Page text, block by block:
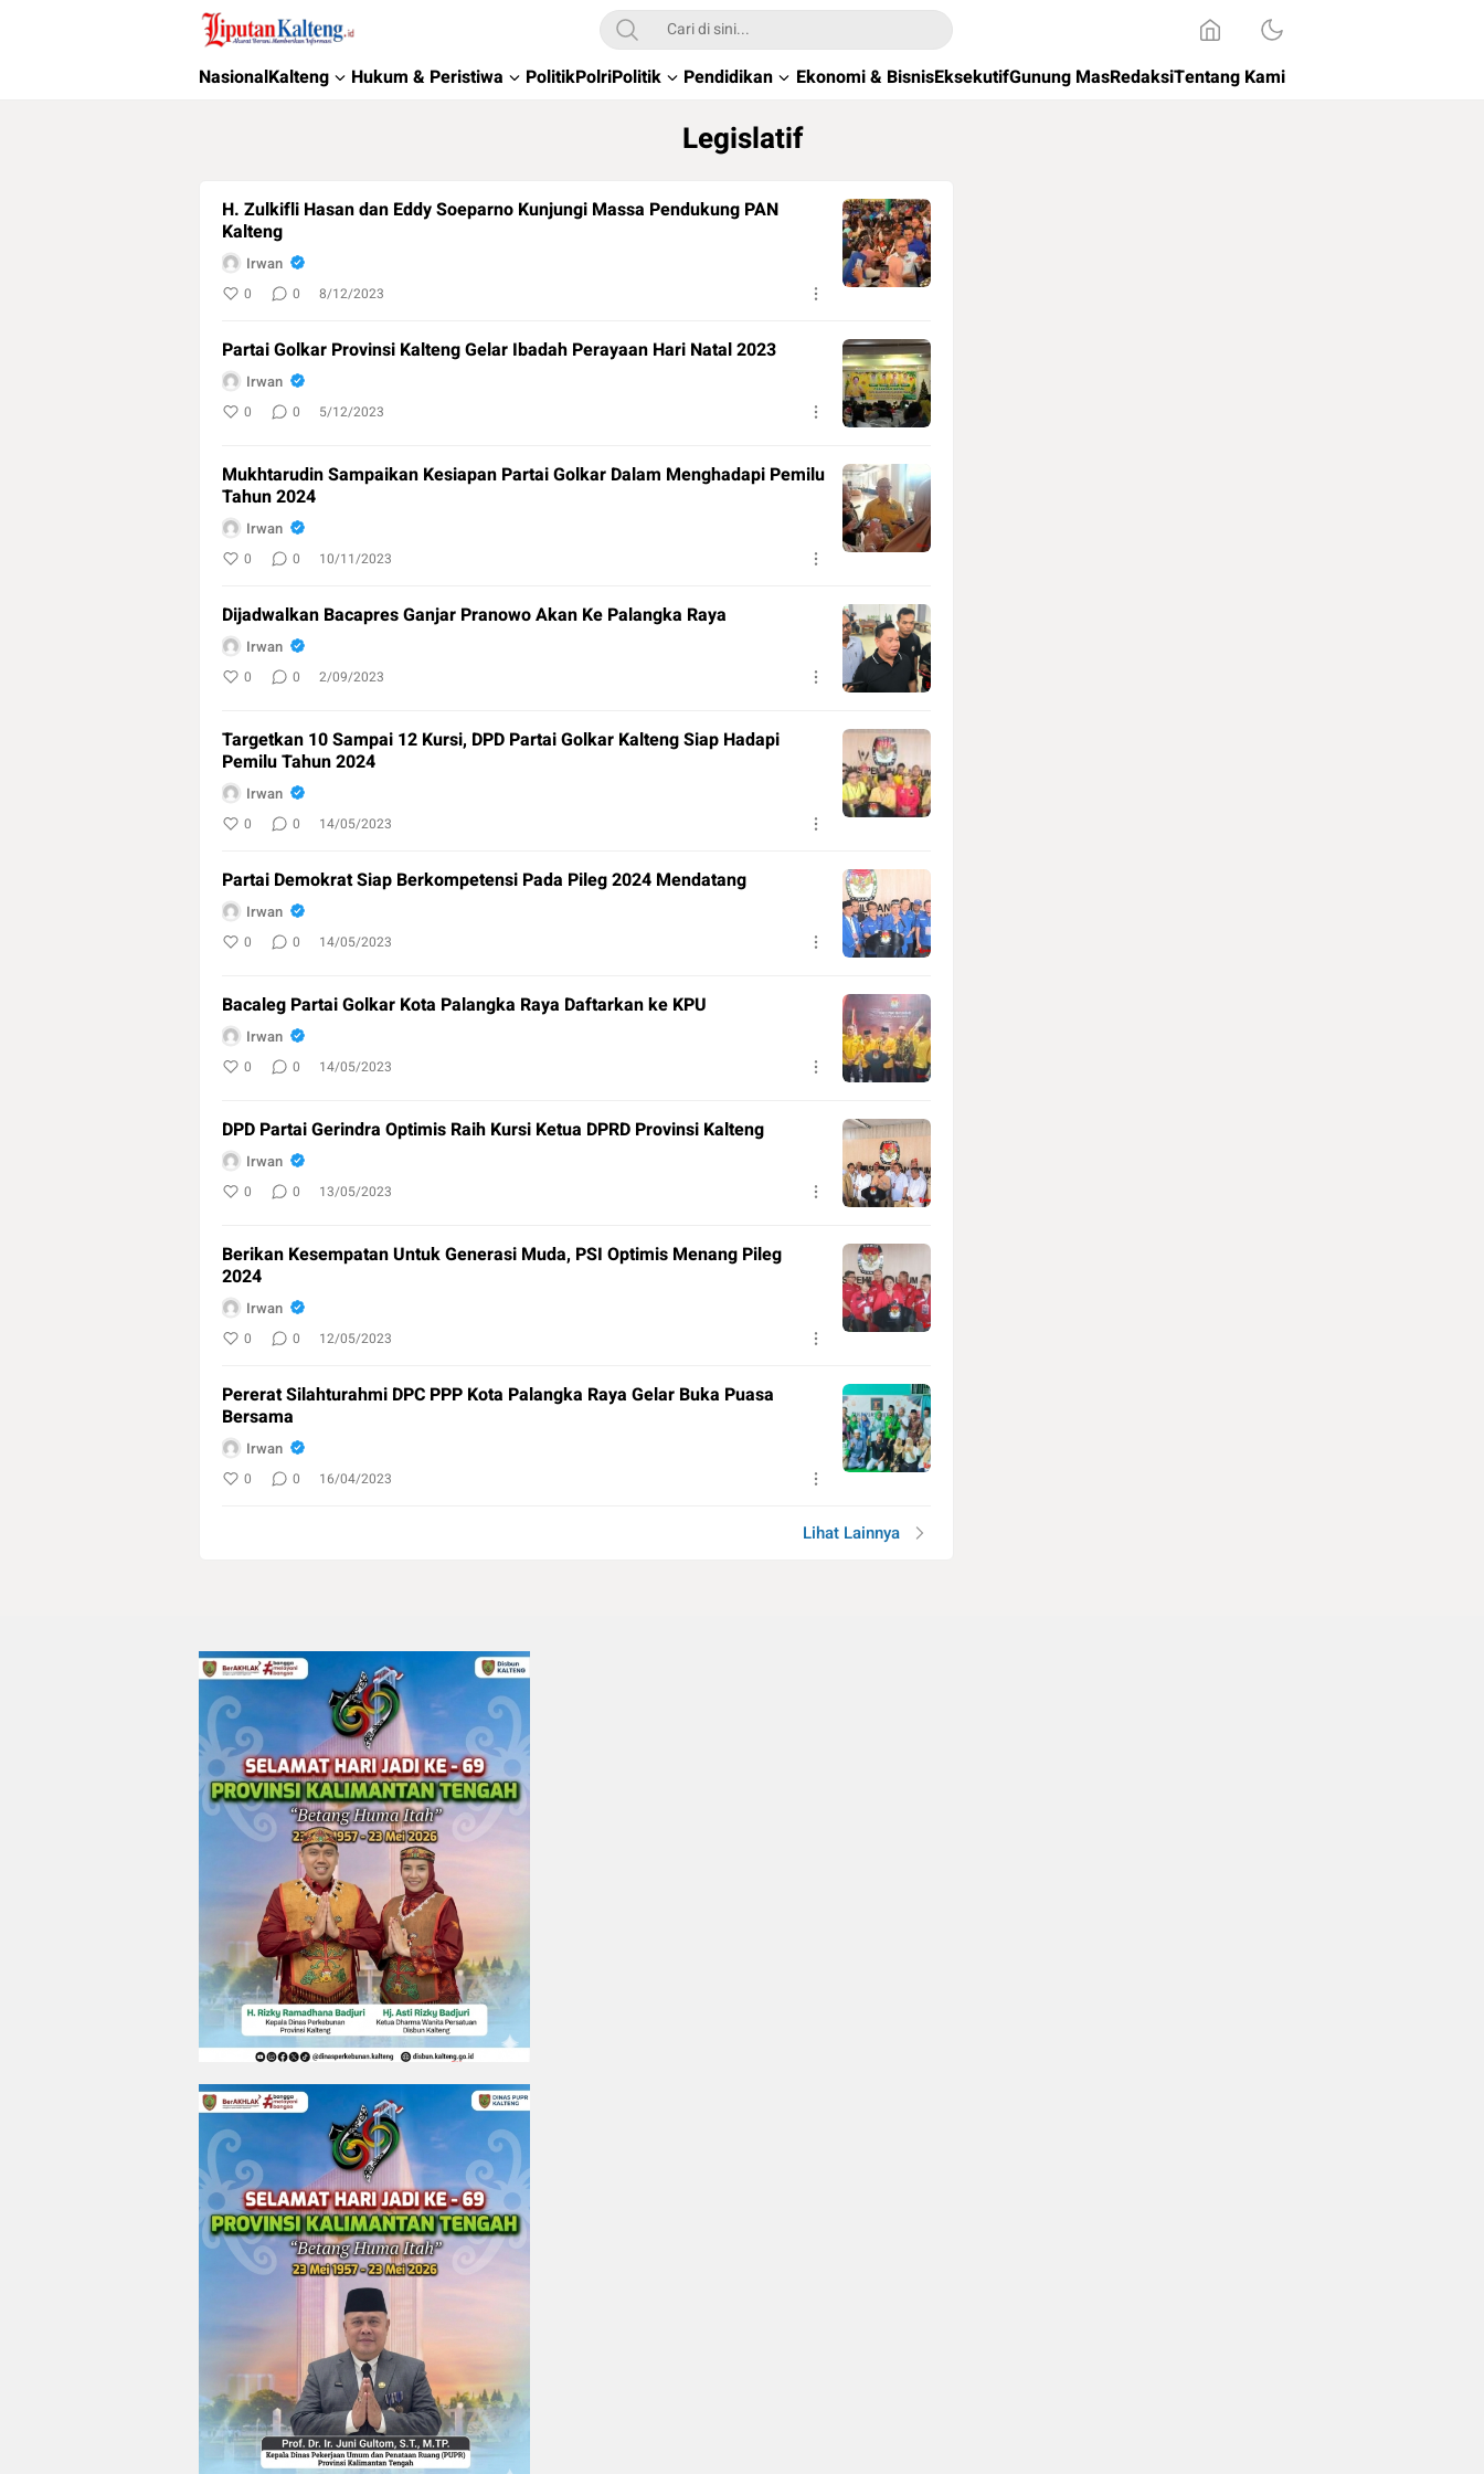
Liputan Kalteng
Akurat, Terpercaya & Independent
NasionalKalteng Hukum & Peristiwa PolitikPolriPolitik Pendidikan Ekonomi & BisnisEksekutifGunung MasRedaksiTentang Kami
Legislatif
H. Zulkifli Hasan dan Eddy Soeparno Kunjungi Massa Pendukung PAN
Kalteng
Irwan
0 0 8/12/2023
Partai Golkar Provinsi Kalteng Gelar Ibadah Perayaan Hari Natal 2023
Irwan
0 0 5/12/2023
Mukhtarudin Sampaikan Kesiapan Partai Golkar Dalam Menghadapi Pemilu
Tahun 2024
Irwan
0 0 10/11/2023
Dijadwalkan Bacapres Ganjar Pranowo Akan Ke Palangka Raya
Irwan
0 0 2/09/2023
Targetkan 10 Sampai 12 Kursi, DPD Partai Golkar Kalteng Siap Hadapi
Pemilu Tahun 2024
Irwan
0 0 14/05/2023
Partai Demokrat Siap Berkompetensi Pada Pileg 2024 Mendatang
Irwan
0 0 14/05/2023
Bacaleg Partai Golkar Kota Palangka Raya Daftarkan ke KPU
Irwan
0 0 14/05/2023
DPD Partai Gerindra Optimis Raih Kursi Ketua DPRD Provinsi Kalteng
Irwan
0 0 13/05/2023
Berikan Kesempatan Untuk Generasi Muda, PSI Optimis Menang Pileg
2024
Irwan
0 0 12/05/2023
Pererat Silahturahmi DPC PPP Kota Palangka Raya Gelar Buka Puasa
Bersama
Irwan
0 0 16/04/2023
Lihat Lainnya